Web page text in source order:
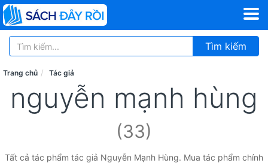
Tìm kiếm
Trang chủ Tác giả
nguyễn mạnh hùng
(33)
Tất cả tác phẩm tác giả Nguyễn Mạnh Hùng. Mua tác phẩm chính